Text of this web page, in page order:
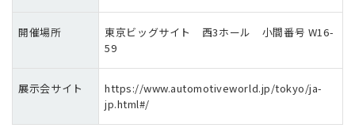
開催場所
東京ビッグサイト 西3ホール 小間番号 W16-
59
展示会サイト
https://www.automotiveworld.jp/tokyo/ja-
jp.html#/